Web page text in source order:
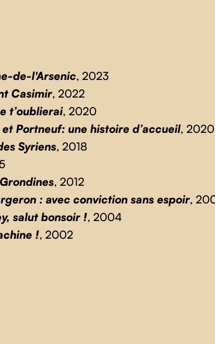
de-l'Arsenic, 2023
Casimir, 2022
t’oublierai, 2020
et Portneuf: une histoire d’accueil, 2020
Syriens, 2018
, 2012
: avec conviction sans espoir,
salut bonsoir !, 2004
!, 2002